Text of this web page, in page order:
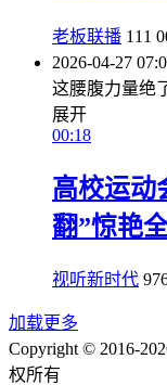
老板联播 111
2026-04-27
这腰腹力量绝
展开
00:18
高校运动
翻”惊艳全
视听新时代
加载更多
Copyright © 2016-
权所有